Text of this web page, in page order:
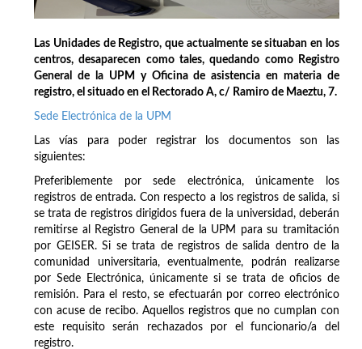
Las Unidades de Registro, que actualmente se situaban en los
centros, desaparecen como tales, quedando como Registro
General de la UPM y Oficina de asistencia en materia de
registro, el situado en el Rectorado A, c/ Ramiro de Maeztu, 7.
Sede Electrónica de la UPM
Las vías para poder registrar los documentos son las
siguientes:
Preferiblemente por sede electrónica, únicamente los
registros de entrada. Con respecto a los registros de salida, si
se trata de registros dirigidos fuera de la universidad, deberán
remitirse al Registro General de la UPM para su tramitación
por GEISER. Si se trata de registros de salida dentro de la
comunidad universitaria, eventualmente, podrán realizarse
por Sede Electrónica, únicamente si se trata de oficios de
remisión. Para el resto, se efectuarán por correo electrónico
con acuse de recibo. Aquellos registros que no cumplan con
este requisito serán rechazados por el funcionario/a del
registro.